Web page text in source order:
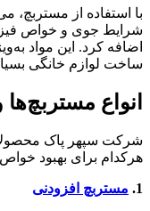
با استفاده از مستربچ،
شرایط جوی و خواص
اضافه کرد. این مواد
ساخت لوازم خانگی
انواع
شرکت سپهر پاک
هرکدام برای بهبود
1. مستربچ افزودنی